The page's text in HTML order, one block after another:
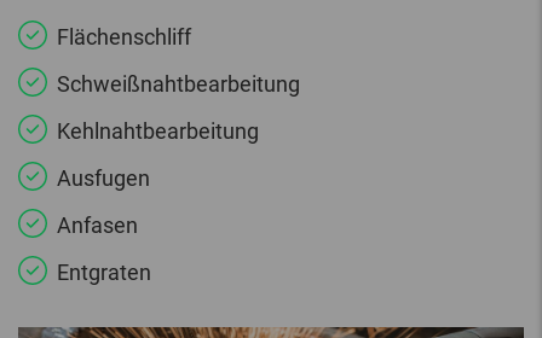
Flächenschliff
Schweißnahtbearbeitung
Kehlnahtbearbeitung
Ausfugen
Anfasen
Entgraten